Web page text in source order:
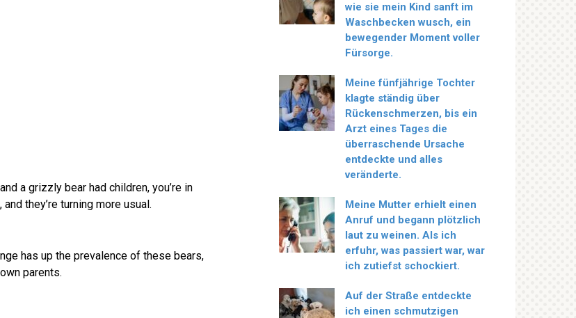
a grizzly bear had children, you’re in
they’re turning more usual.
has up the prevalence of these bears,
parents.
wie sie mein Kind sanft im
Waschbecken wusch, ein
bewegender Moment voller
Fürsorge.
Meine fünfjährige Tochter
klagte ständig über
Rückenschmerzen, bis ein
Arzt eines Tages die
überraschende Ursache
entdeckte und alles
veränderte.
Meine Mutter erhielt einen
Anruf und begann plötzlich
laut zu weinen. Als ich
erfuhr, was passiert war, war
ich zutiefst schockiert.
Auf der Straße entdeckte
ich einen schmutzigen